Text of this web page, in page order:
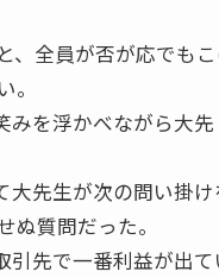
、全員が否が応でも
。
みを浮かべながら大
大先生が次の問い掛け
ぬ質問だった。
引先で一番利益が出